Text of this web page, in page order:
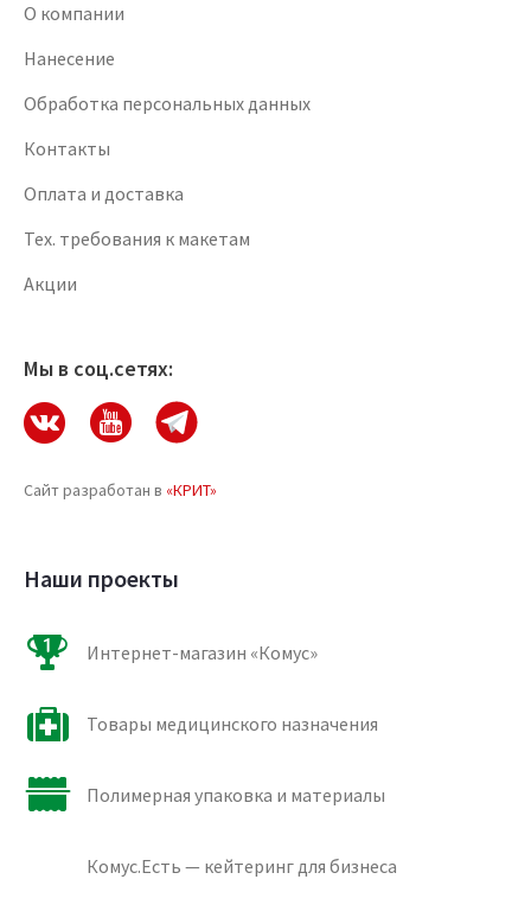
О компании
Нанесение
Обработка персональных данных
Контакты
Оплата и доставка
Тех. требования к макетам
Акции
Мы в соц.сетях:
Сайт разработан в «КРИТ»
Наши проекты
Интернет-магазин «Комус»
Товары медицинского назначения
Полимерная упаковка и материалы
Комус.Есть — кейтеринг для бизнеса